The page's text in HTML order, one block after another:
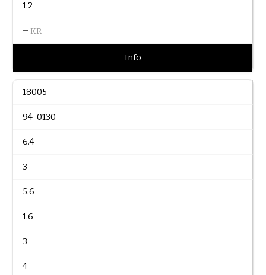
1.2
– KR
Info
18005
94-0130
6.4
3
5.6
1.6
3
4